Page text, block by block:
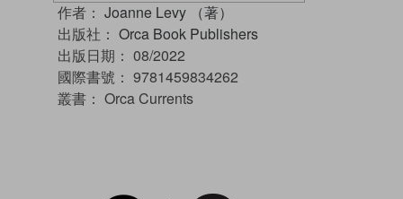
作者： Joanne Levy （著）
出版社： Orca Book Publishers
出版日期： 08/2022
國際書號： 9781459834262
叢書： Orca Currents